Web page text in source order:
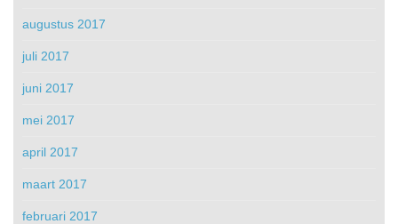
augustus 2017
juli 2017
juni 2017
mei 2017
april 2017
maart 2017
februari 2017